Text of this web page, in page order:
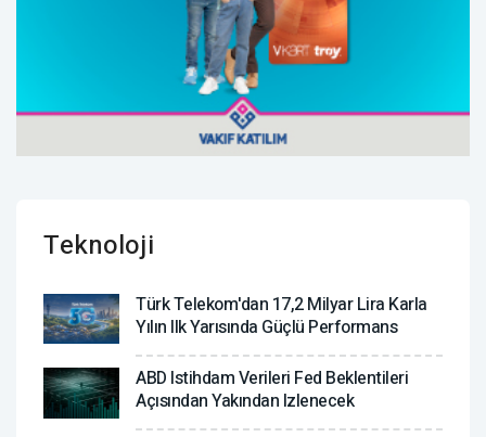
Teknoloji
Türk Telekom'dan 17,2 Milyar Lira Karla
Yılın Ilk Yarısında Güçlü Performans
ABD Istihdam Verileri Fed Beklentileri
Açısından Yakından Izlenecek